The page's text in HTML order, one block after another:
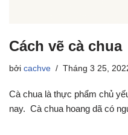
Cách vẽ cà chua
bởi cachve Tháng 3 25,
Cà chua là thực phẩm chủ
nay. Cà chua hoang dã có